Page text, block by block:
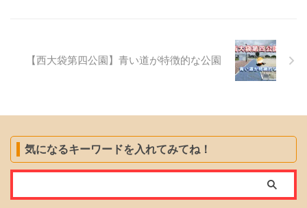
【西大袋第四公園】青い道が特徴的な公園
気になるキーワードを入れてみてね！